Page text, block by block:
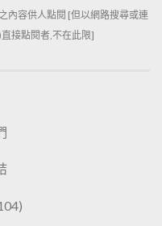
內容供人點閱 [但以網路搜尋或連
接點閱者,不在此限]